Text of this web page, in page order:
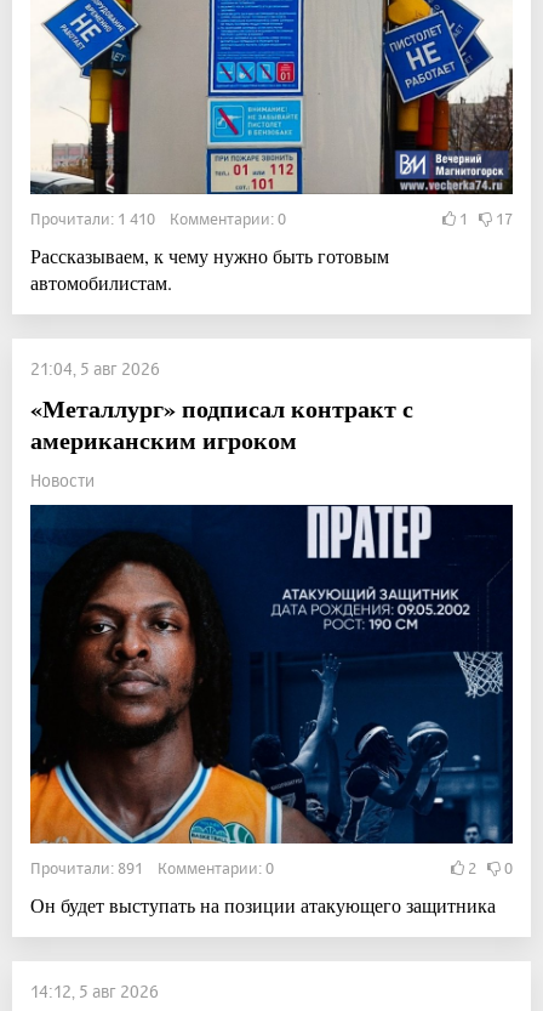
Прочитали: 1 410 Комментарии: 0 1 17
Рассказываем, к чему нужно быть готовым
автомобилистам.
21:04, 5 авг 2026
«Металлург» подписал контракт с
американским игроком
Новости
Прочитали: 891 Комментарии: 0 2 0
Он будет выступать на позиции атакующего защитника
14:12, 5 авг 2026